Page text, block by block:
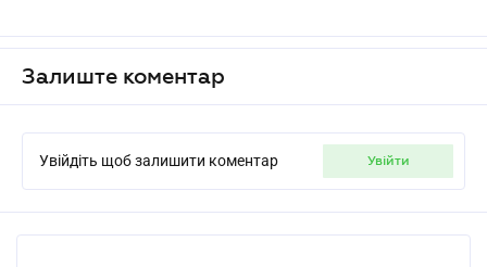
Залиште коментар
Увійдіть щоб залишити коментар увійти